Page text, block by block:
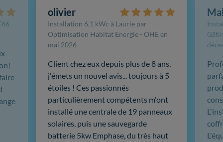
olivier
Installation 6,1 kWc à Laurie par
Optimisation Habitat Energie - OHE en
mai 2026
Client chez eux depuis plus de 8 ans,
j'émets un nouvel avis... toujours à 5
étoiles ! Ces passionnés
particulièrement compétents m'ont
installé une centrale de 19 panneaux
solaires, puis une sauvegarde
batterie 5kw Emphase, du très haut